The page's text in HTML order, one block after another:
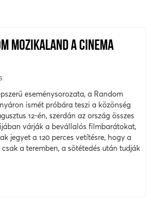
MOZIKALAND A CINEMA
eseménysorozata, a Random
ismét próbára teszi a közönség
12-én, szerdán az ország összes
várják a bevállalós filmbarátokat,
jegyet a 120 perces vetítésre, hogy a
a teremben, a sötétedés után tudják